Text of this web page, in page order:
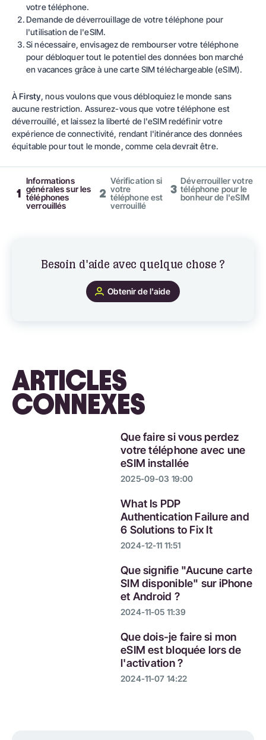
votre téléphone.
Demande de déverrouillage de votre téléphone pour
l'utilisation de l'eSIM.
Si nécessaire, envisagez de rembourser votre téléphone
pour débloquer tout le potentiel des données bon marché
en vacances grâce à une carte SIM téléchargeable (eSIM).
ÀFirsty, nous voulons que vous débloquiez le monde sans
aucune restriction. Assurez-vous que votre téléphone est
déverrouillé, et laissez la liberté de l'eSIM redéfinir votre
expérience de connectivité, rendant l'itinérance des données
équitable pour tout le monde, comme cela devrait être.
1
Informations
générales sur les
téléphones
verrouillés
2
Vérification si
votre
téléphone est
verrouillé
3
Déverrouiller votre
téléphone pour le
bonheur de l'eSIM
Besoin d'aide avec quelque chose ?
Obtenir de l'aide
ARTICLES
CONNEXES
Que faire si vous perdez
votre téléphone avec une
eSIM installée
2025-09-03 19:00
What Is PDP
Authentication Failure and
6 Solutions to Fix It
2024-12-11 11:51
Que signifie "Aucune carte
SIM disponible" sur iPhone
et Android ?
2024-11-05 11:39
Que dois-je faire si mon
eSIM est bloquée lors de
l'activation ?
2024-11-07 14:22